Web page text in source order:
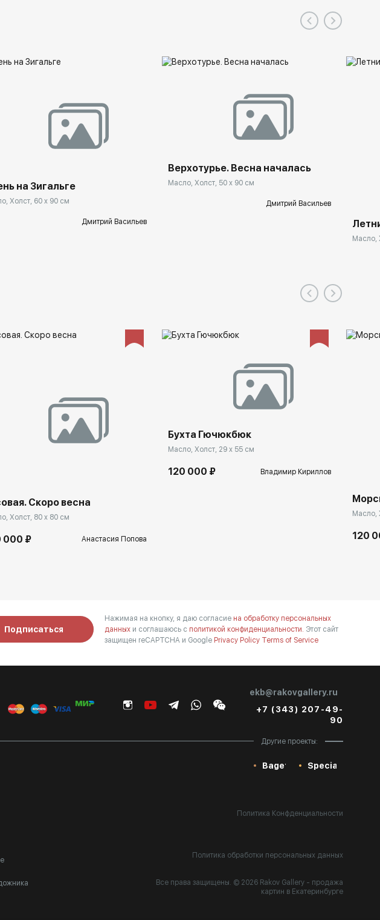
на Зигальге
Холст, 60 x 90 см
Дмитрий Васильев
Верхотурье. Весна началась
Масло, Холст, 50 x 90 см
Дмитрий Васильев
Масло,
Скоро весна
Холст, 80 x 80 см
000 ₽ Анастасия Попова
Бухта Гючюкбюк
Масло, Холст, 29 x 55 см
120 000 ₽ Владимир Кириллов
Масло,
120
Подписаться
Нажимая на кнопку, я даю согласие на обработку персональных
данных и соглашаюсь с политикой конфиденциальности. Этот сайт
защищен reCAPTCHA и Google Privacy Policy Terms of Service
ekb@rakovgallery.ru
+7 (343) 207-49-
90
Другие проекты:
Baget Special
Политика Конфденциальности
Политика обработки персональных данных
Все права защищены. © 2026 Rakov Gallery - продажа
картин в Екатеринбурге